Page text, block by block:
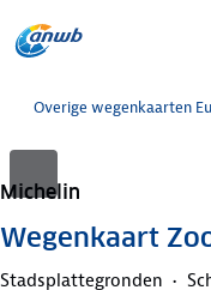
Overige wegenkaarten
Michelin
Wegenkaart
Stadsplattegronden